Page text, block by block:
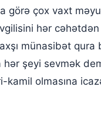
görə çox vaxt
hər
münasibət qura
hər şeyi sevmək
kamil olmasına